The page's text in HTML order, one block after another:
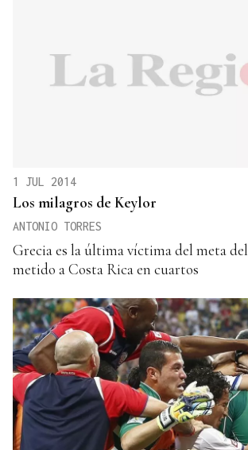
1 JUL 2014
Los milagros de Keylor
ANTONIO TORRES
Grecia es la última víctima del meta
metido a Costa Rica en cuartos